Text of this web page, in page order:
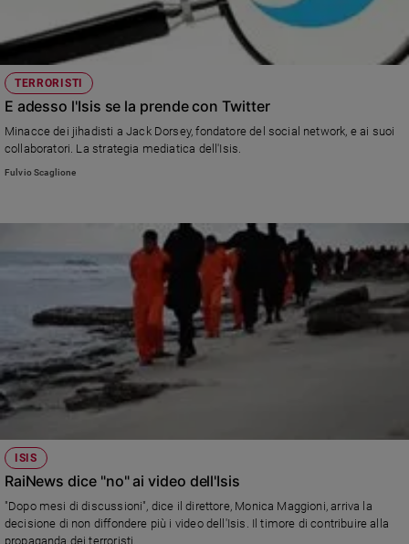
Interviste
Papa
Papa
Chiesa
e
Santi
fede
Parola
del
giorno
Santo
giorno
e
valori
TERRORISTI
E adesso l'Isis se la prende con Twitter
Minacce dei jihadisti a Jack Dorsey, fondatore del social network, e ai suoi
collaboratori. La strategia mediatica dell'Isis.
Fulvio Scaglione
ISIS
RaiNews dice "no" ai video dell'Isis
"Dopo mesi di discussioni", dice il direttore, Monica Maggioni, arriva la
decisione di non diffondere più i video dell'Isis. Il timore di contribuire alla
propaganda dei terroristi.